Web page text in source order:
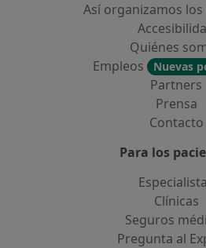
Así organizamos
Quiénes
Empleos
Nuevas
Partners
Prensa
Contacto
Para los
Clínicas
Seguros
Pregunta al